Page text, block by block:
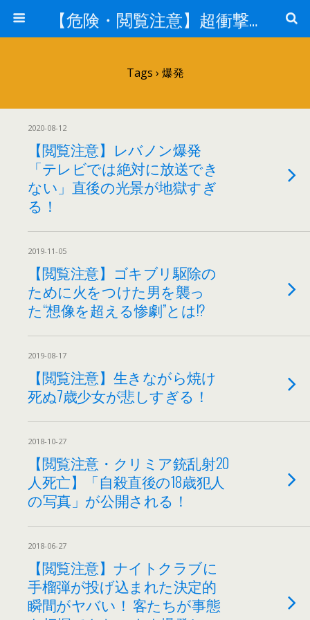
【危険・閲覧注意】超衝撃・超刺激的ニュース
Tags › 爆発
2020-08-12
【閲覧注意】レバノン爆発
「テレビでは絶対に放送でき
ない」直後の光景が地獄すぎ
る！
2019-11-05
【閲覧注意】ゴキブリ駆除の
ために火をつけた男を襲っ
た“想像を超える惨劇”とは!?
2019-08-17
【閲覧注意】生きながら焼け
死ぬ7歳少女が悲しすぎる！
2018-10-27
【閲覧注意・クリミア銃乱射20
人死亡】「自殺直後の18歳犯人
の写真」が公開される！
2018-06-27
【閲覧注意】ナイトクラブに
手榴弾が投げ込まれた決定的
瞬間がヤバい！ 客たちが事態